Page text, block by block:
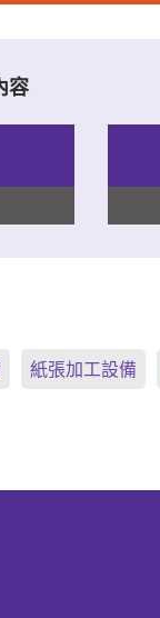
容
紙張加工設備